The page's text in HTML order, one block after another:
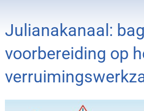
Julianakanaal:
voorbereiding op